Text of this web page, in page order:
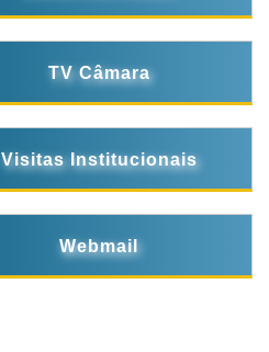
TV Câmara
Visitas Institucionais
Webmail